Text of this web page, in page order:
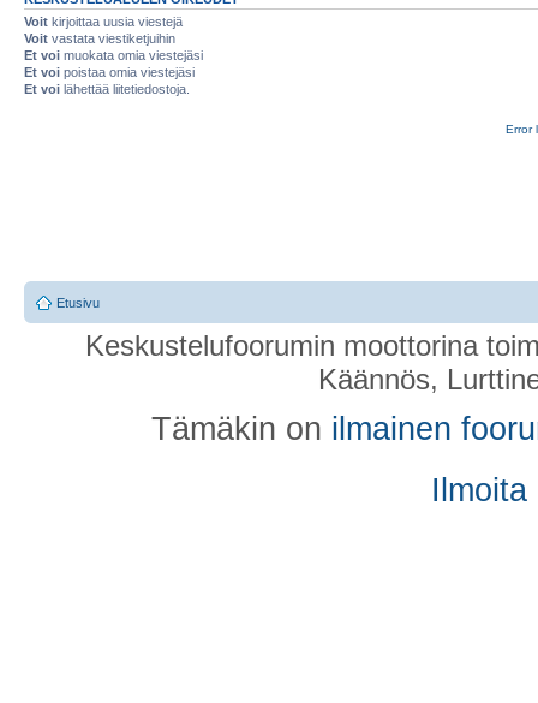
Voit kirjoittaa uusia viestejä
Voit vastata viestiketjuihin
Et voi muokata omia viestejäsi
Et voi poistaa omia viestejäsi
Et voi lähettää liitetiedostoja.
Error
Etusivu
Keskustelufoorumin moottorina
Käännös,
Tämäkin on ilmainen